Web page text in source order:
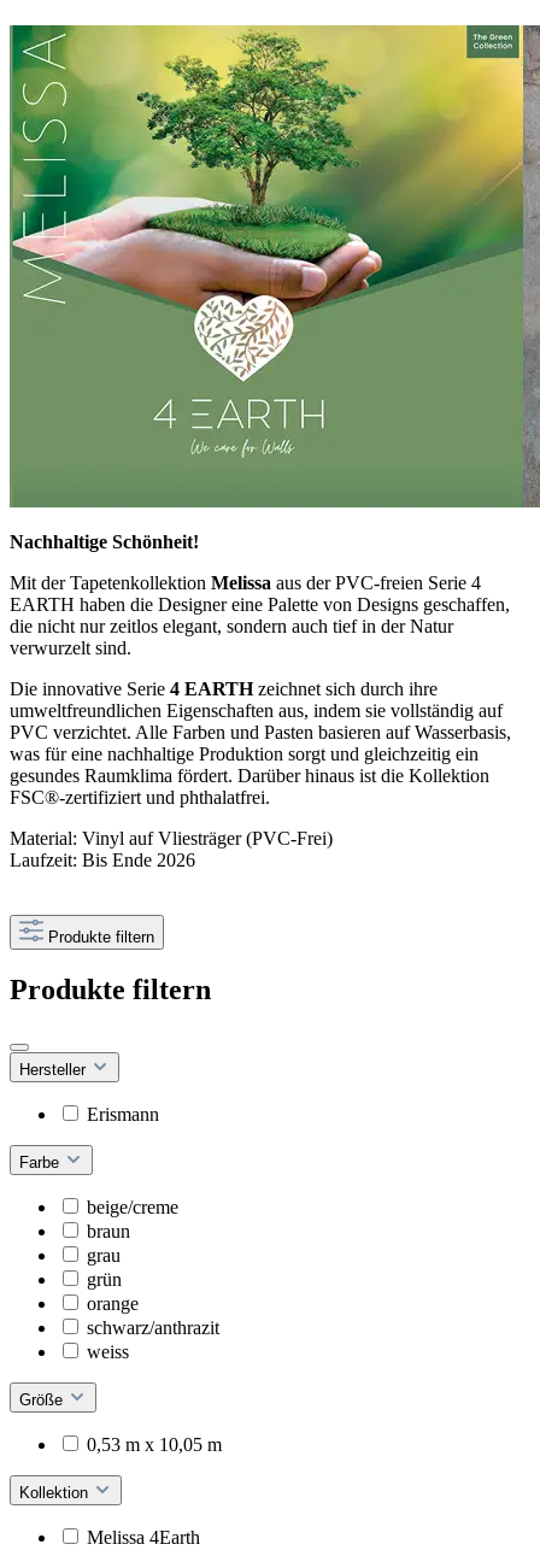
Nachhaltige Schönheit!
Mit der Tapetenkollektion Melissa aus der PVC-freien Serie 4
EARTH haben die Designer eine Palette von Designs geschaffen,
die nicht nur zeitlos elegant, sondern auch tief in der Natur
verwurzelt sind.
Die innovative Serie 4 EARTHzeichnet sich durch ihre
umweltfreundlichen Eigenschaften aus, indem sie vollständig auf
PVC verzichtet. Alle Farben und Pasten basieren auf Wasserbasis,
was für eine nachhaltige Produktion sorgt und gleichzeitig ein
gesundes Raumklima fördert. Darüber hinaus ist die Kollektion
FSC®-zertifiziert und phthalatfrei.
Material: Vinyl auf Vliesträger (PVC-Frei)
Laufzeit: Bis Ende 2026
Produkte filtern
Produkte filtern
Hersteller
Erismann
Farbe
beige/creme
braun
grau
grün
orange
schwarz/anthrazit
weiss
Größe
0,53 m x 10,05 m
Kollektion
Melissa 4Earth